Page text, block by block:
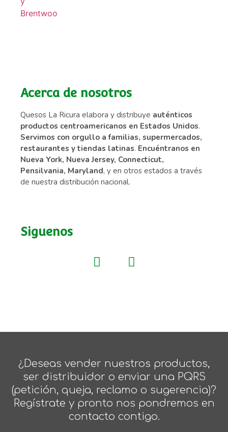
Acerca de nosotros
Quesos La Ricura elabora y distribuye auténticos
productos centroamericanos en Estados Unidos.
Servimos con orgullo a familias, supermercados,
restaurantes y tiendas latinas. Encuéntranos en
Nueva York, Nueva Jersey, Connecticut,
Pensilvania, Maryland, y en otros estados a través
de nuestra distribución nacional.
Siguenos
¿Deseas vender nuestros productos,
ser distribuidor o enviar una PQRS
(petición, queja, reclamo o sugerencia)?
Regístrate y pronto nos pondremos en
contacto contigo.